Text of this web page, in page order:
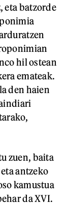
eta batzorde
hil ostean
emateak.
den haien
zuen, baita
antzeko
kamustua
da XVI.